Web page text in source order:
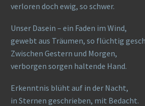
verloren doch ewig, so schwer.
Unser Dasein – ein Faden im Wind,
gewebt aus Träumen, so flüchtig
Zwischen Gestern und Morgen,
verborgen sorgen haltende Hand.
Erkenntnis blüht auf in der Nacht,
in Sternen geschrieben, mit Bedacht.